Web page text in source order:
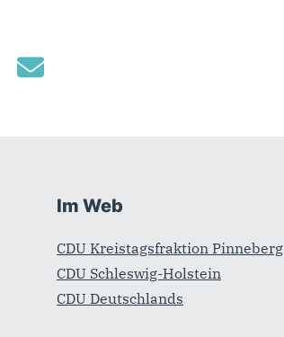
Im Web
CDU Kreistagsfraktion Pinneberg
CDU Schleswig-Holstein
CDU Deutschlands